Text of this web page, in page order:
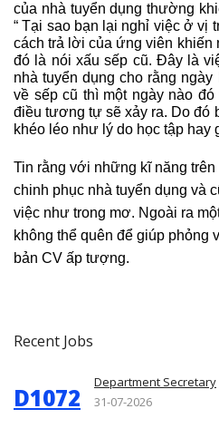
của nhà tuyển dụng thường
“ Tại sao bạn lại nghỉ việc ở vị
cách trả lời của ứng viên khiến
đó là nói xấu sếp cũ. Đây là
nhà tuyển dụng cho rằng
về sếp cũ thì một ngày nào
điều tương tự sẽ xảy ra. Do đó
khéo léo như lý do học tập hay
Tin rằng với những kĩ năng
chinh phục nhà tuyển dụng và
việc như trong mơ. Ngoài ra
không thể quên để giúp phỏng
bản CV ấp tượng.
Recent Jobs
D1072
Department Secretary
31-07-2026